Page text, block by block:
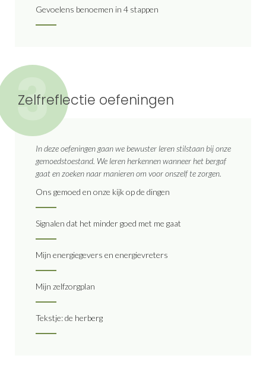
Gevoelens benoemen in 4 stappen
3
Zelfreflectie oefeningen
In deze oefeningen gaan we bewuster leren stilstaan bij onze
gemoedstoestand. We leren herkennen wanneer het bergaf
gaat en zoeken naar manieren om voor onszelf te zorgen.
Ons gemoed en onze kijk op de dingen
Signalen dat het minder goed met me gaat
Mijn energiegevers en energievreters
Mijn zelfzorgplan
Tekstje: de herberg